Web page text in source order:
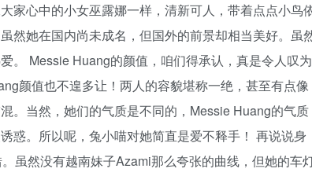
家心中的小女巫露娜一样，清新可人，带着点点小鸟
然她在国内尚未成名，但国外的前景却相当美好。虽
。 Messie Huang的颜值，咱们得承认，真是令人叹为
颜值也不遑多让！两人的容貌堪称一绝，甚至有点像
。当然，她们的气质是不同的，Messie Huang的气质
惑。所以呢，兔小喵对她简直是爱不释手！ 再说说身
虽然没有越南妹子Azami那么夸张的曲线，但她的车